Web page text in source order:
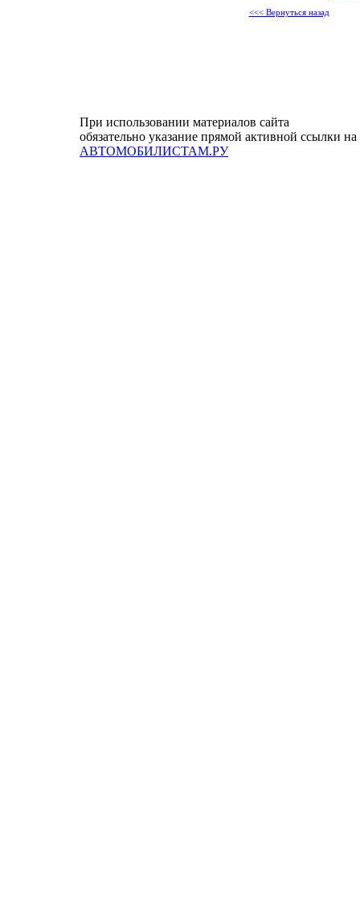
<<< Вернуться назад
При использовании материалов сайта
обязательно указание прямой активной ссылки на
АВТОМОБИЛИСТАМ.РУ